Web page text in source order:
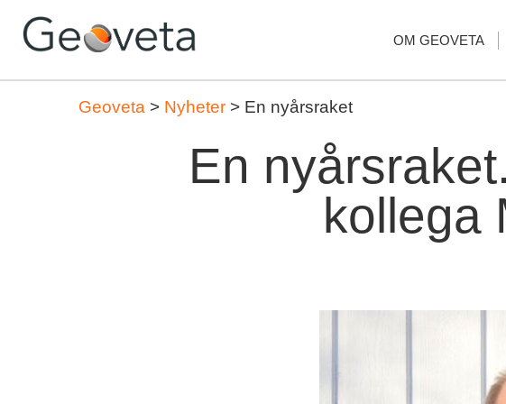
OM GEOVETA
Geoveta > Nyheter > En nyårsraket
En
kollega